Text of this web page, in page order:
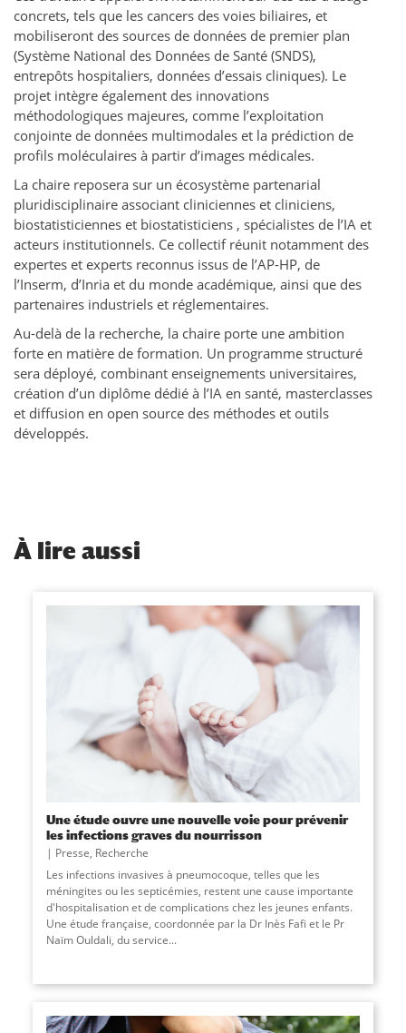
concrets, tels que les cancers des voies biliaires, et
mobiliseront des sources de données de premier plan
(Système National des Données de Santé (SNDS),
entrepôts hospitaliers, données d’essais cliniques). Le
projet intègre également des innovations
méthodologiques majeures, comme l’exploitation
conjointe de données multimodales et la prédiction de
profils moléculaires à partir d’images médicales.
La chaire reposera sur un écosystème partenarial
pluridisciplinaire associant cliniciennes et cliniciens,
biostatisticiennes et biostatisticiens , spécialistes de l’IA et
acteurs institutionnels. Ce collectif réunit notamment des
expertes et experts reconnus issus de l’AP-HP, de
l’Inserm, d’Inria et du monde académique, ainsi que des
partenaires industriels et réglementaires.
Au-delà de la recherche, la chaire porte une ambition
forte en matière de formation. Un programme structuré
sera déployé, combinant enseignements universitaires,
création d’un diplôme dédié à l’IA en santé, masterclasses
et diffusion en open source des méthodes et outils
développés.
À lire aussi
Une étude ouvre une nouvelle voie pour prévenir
les infections graves du nourrisson
Presse, Recherche
Les infections invasives à pneumocoque, telles que les
méningites ou les septicémies, restent une cause importante
d'hospitalisation et de complications chez les jeunes enfants.
Une étude française, coordonnée par la Dr Inès Fafi et le Pr
Naïm Ouldali, du service...